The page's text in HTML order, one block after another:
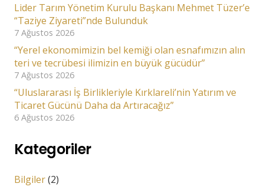
Lider Tarım Yönetim Kurulu Başkanı Mehmet Tüzer’e
“Taziye Ziyareti”nde Bulunduk
7 Ağustos 2026
“Yerel ekonomimizin bel kemiği olan esnafımızın alın
teri ve tecrübesi ilimizin en büyük gücüdür”
7 Ağustos 2026
“Uluslararası İş Birlikleriyle Kırklareli’nin Yatırım ve
Ticaret Gücünü Daha da Artıracağız”
6 Ağustos 2026
Kategoriler
Bilgiler(2)